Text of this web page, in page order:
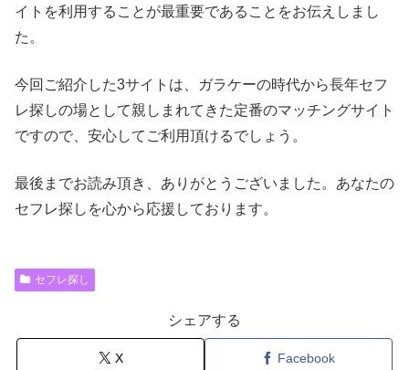
イトを利用することが最重要であることをお伝えしまし
た。
今回ご紹介した3サイトは、ガラケーの時代から長年セフ
レ探しの場として親しまれてきた定番のマッチングサイト
ですので、安心してご利用頂けるでしょう。
最後までお読み頂き、ありがとうございました。あなたの
セフレ探しを心から応援しております。
セフレ探し
シェアする
X Facebook